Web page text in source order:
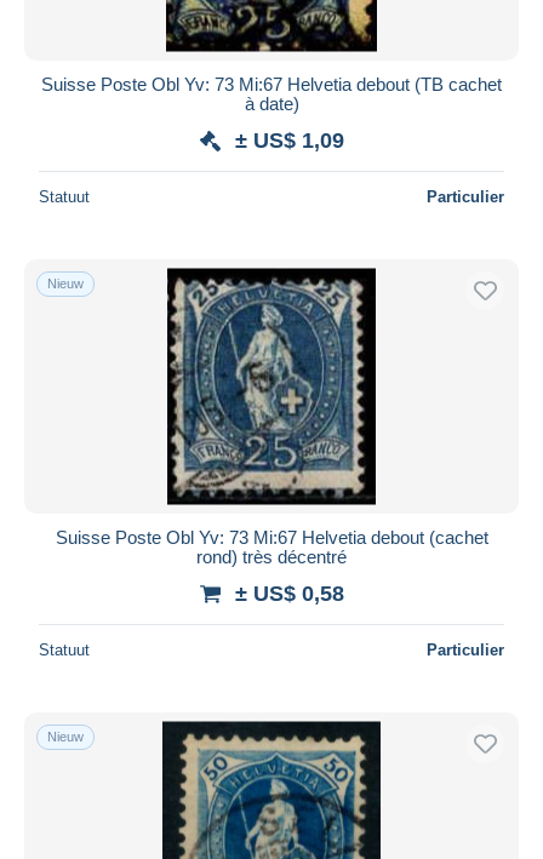
Suisse Poste Obl Yv: 73 Mi:67 Helvetia debout (TB cachet
à date)
± US$ 1,09
Statuut Particulier
Nieuw
Suisse Poste Obl Yv: 73 Mi:67 Helvetia debout (cachet
rond) très décentré
± US$ 0,58
Statuut Particulier
Nieuw